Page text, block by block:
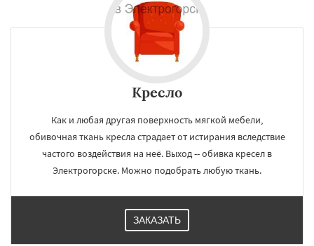
Кресло
Как и любая другая поверхность мягкой мебели,
обивочная ткань кресла страдает от истирания вследствие
частого воздействия на неё. Выход -- обивка кресел в
Электрогорске. Можно подобрать любую ткань.
ЗАКАЗАТЬ